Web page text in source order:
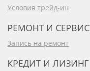
Условия трейд-ин
РЕМОНТ И СЕРВИС
Запись на ремонт
КРЕДИТ И ЛИЗИНГ